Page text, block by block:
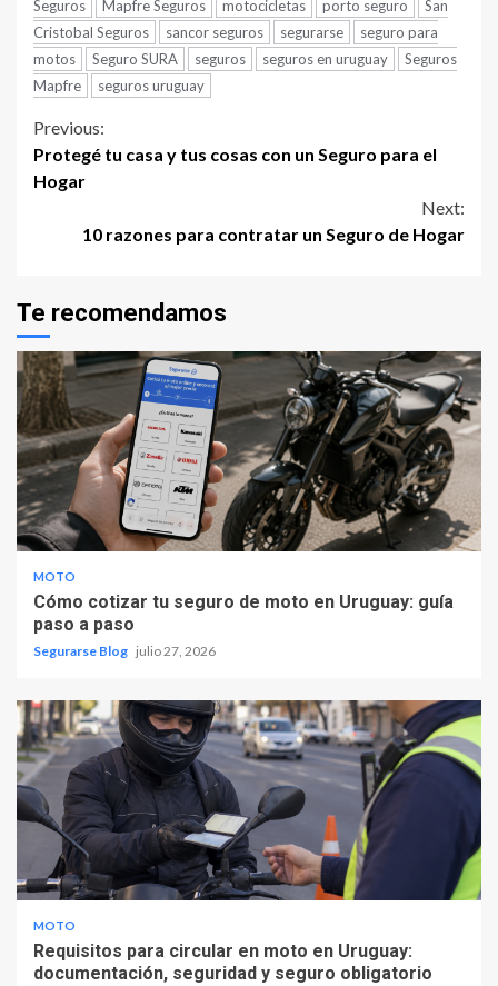
Seguros Mapfre Seguros motocicletas porto seguro
San
Cristobal Seguros
sancor seguros segurarse
seguro para
motos
Seguro SURA seguros seguros en uruguay
Seguros
Mapfre
seguros uruguay
Continue
Reading
Previous:
Protegé tu casa y tus cosas con un Seguro para el
Hogar
Next:
10 razones para contratar un Seguro de Hogar
Te recomendamos
MOTO
Cómo cotizar tu seguro de moto en Uruguay: guía
paso a paso
Segurarse Blog julio 27, 2026
MOTO
Requisitos para circular en moto en Uruguay:
documentación, seguridad y seguro obligatorio